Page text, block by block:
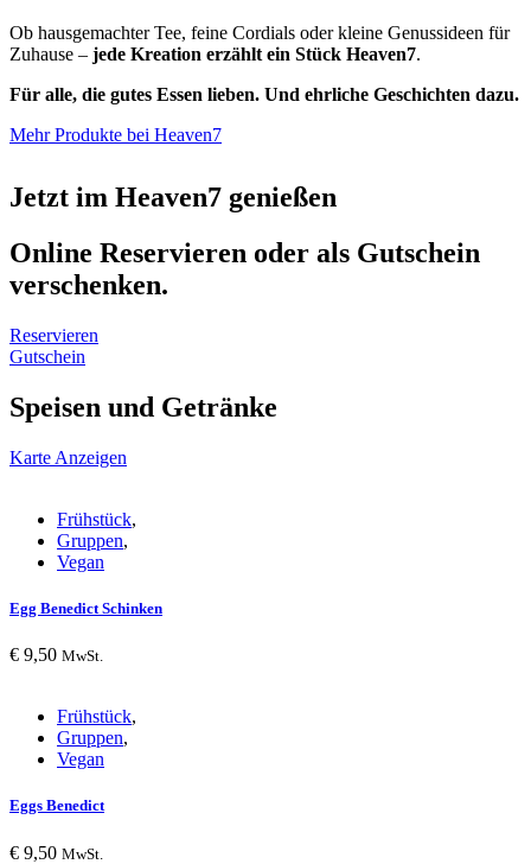
Ob hausgemachter Tee, feine Cordials oder kleine Genussideen für
Zuhause – jede Kreation erzählt ein Stück Heaven7.
Für alle, die gutes Essen lieben. Und ehrliche Geschichten dazu.
Mehr Produkte bei Heaven7
Jetzt im Heaven7 genießen
Online Reservieren oder als Gutschein
verschenken.
Reservieren
Gutschein
Speisen und Getränke
Karte Anzeigen
Frühstück,
Gruppen,
Vegan
Egg Benedict Schinken
€ 9,50 MwSt.
Frühstück,
Gruppen,
Vegan
Eggs Benedict
€ 9,50 MwSt.